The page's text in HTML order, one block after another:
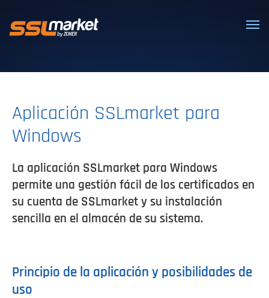
Certificados SSL/TLS confiables
Aplicación SSLmarket para
Windows
La aplicación SSLmarket para Windows
permite una gestión fácil de los certificados en
su cuenta de SSLmarket y su instalación
sencilla en el almacén de su sistema.
Principio de la aplicación y posibilidades de
uso